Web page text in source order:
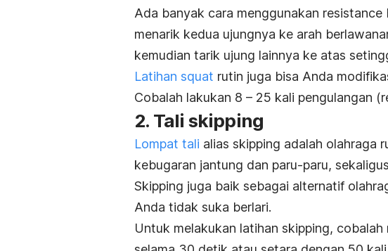
Ada banyak cara menggunakan resistance
menarik kedua ujungnya ke arah
kemudian tarik ujung lainnya ke atas
Latihan squat rutin juga bisa Anda
Cobalah lakukan 8 – 25 kali pengulangan
2. Tali skipping
Lompat tali alias skipping adalah olahraga
kebugaran jantung dan paru-paru,
Skipping juga baik sebagai alternatif
Anda tidak suka berlari.
Untuk melakukan latihan skipping, cobalah